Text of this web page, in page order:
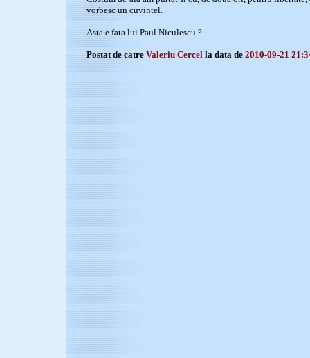
vorbesc un cuvintel.
Asta e fata lui Paul Niculescu ?
Postat de catre Valeriu Cercel la data de 2010-09-21